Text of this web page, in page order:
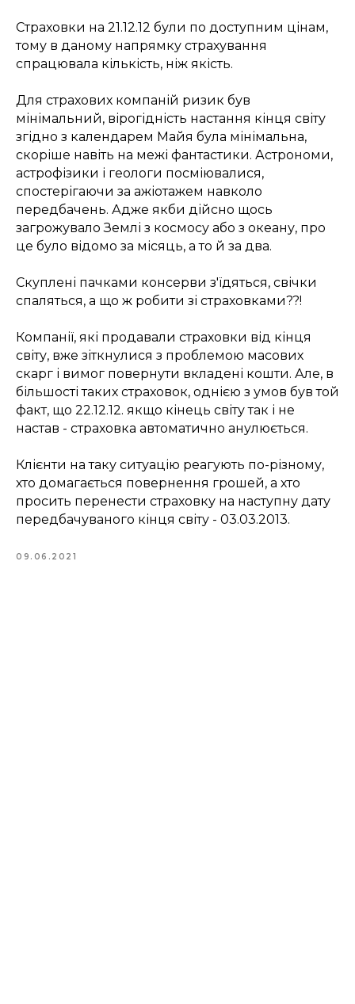
Страховки на 21.12.12 були по доступним цінам,
тому в даному напрямку страхування
спрацювала кількість, ніж якість.
Для страхових компаній ризик був
мінімальний, вірогідність настання кінця світу
згідно з календарем Майя була мінімальна,
скоріше навіть на межі фантастики. Астрономи,
астрофізики і геологи посміювалися,
спостерігаючи за ажіотажем навколо
передбачень. Адже якби дійсно щось
загрожувало Землі з космосу або з океану, про
це було відомо за місяць, а то й за два.
Скуплені пачками консерви з'їдяться, свічки
спаляться, а що ж робити зі страховками??!
Компанії, які продавали страховки від кінця
світу, вже зіткнулися з проблемою масових
скарг і вимог повернути вкладені кошти. Але, в
більшості таких страховок, однією з умов був той
факт, що 22.12.12. якщо кінець світу так і не
настав - страховка автоматично анулюється.
Клієнти на таку ситуацію реагують по-різному,
хто домагається повернення грошей, а хто
просить перенести страховку на наступну дату
передбачуваного кінця світу - 03.03.2013.
09.06.2021